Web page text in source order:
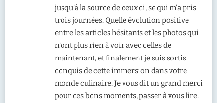
jusqu’à la source de ceux ci, se qui m’a pris
trois journées. Quelle évolution positive
entre les articles hésitants et les photos qui
n’ont plus rien à voir avec celles de
maintenant, et finalement je suis sortis
conquis de cette immersion dans votre
monde culinaire. Je vous dit un grand merci
pour ces bons moments, passer à vous lire.